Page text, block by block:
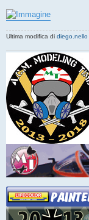
Ultima modifica di diego.nello